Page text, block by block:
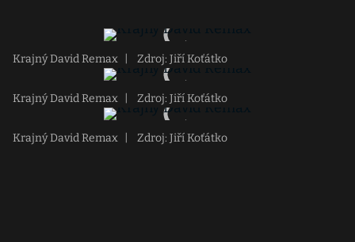
Krajný David Remax Zdroj: Jiří Koťátko
Krajný David Remax Zdroj: Jiří Koťátko
Krajný David Remax Zdroj: Jiří Koťátko